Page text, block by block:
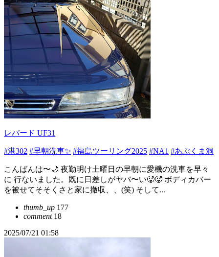
レパード UF31
#港302 #早朝洗車✨ #福島ツーリング2025 #NA1 #あぶくま洞
こんばんは〜🌙 夜勤明け土曜日の早朝に愛機の洗車を早々
に 行ないました。既に日差しがヤバ〜い🥵🥵 ボディカバー
を被せてそそくさと家に撤収、、(笑) そして...
thumb_up 177
comment18
2025/07/21 01:58